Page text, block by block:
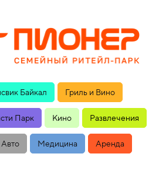
Байкал Гриль и Вино
Парк Кино Развлечения
Авто Медицина Аренда